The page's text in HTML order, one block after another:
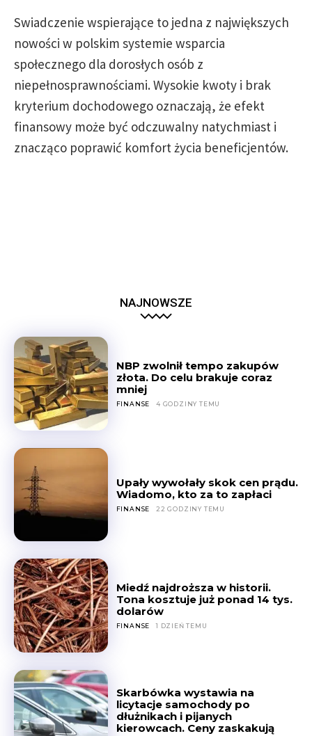
Swiadczenie wspierające to jedna z największych
nowości w polskim systemie wsparcia
społecznego dla dorosłych osób z
niepełnosprawnościami. Wysokie kwoty i brak
kryterium dochodowego oznaczają, że efekt
finansowy może być odczuwalny natychmiast i
znacząco poprawić komfort życia beneficjentów.
NAJNOWSZE
NBP zwolnił tempo zakupów
złota. Do celu brakuje coraz
mniej
FINANSE 4 GODZINY TEMU
Upały wywołały skok cen prądu.
Wiadomo, kto za to zapłaci
FINANSE 22 GODZINY TEMU
Miedź najdroższa w historii.
Tona kosztuje już ponad 14 tys.
dolarów
FINANSE 1 DZIEŃ TEMU
Skarbówka wystawia na
licytacje samochody po
dłużnikach i pijanych
kierowcach. Ceny zaskakują